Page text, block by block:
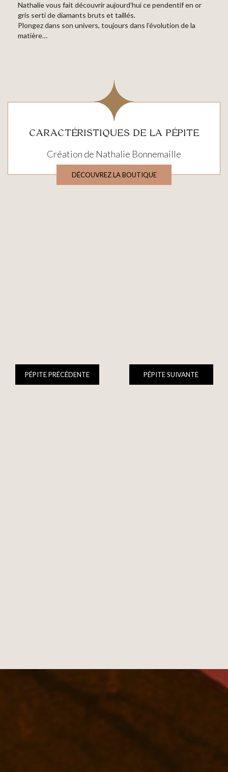
Nathalie vous fait découvrir aujourd’hui ce pendentif en or
gris serti de diamants bruts et taillés.
Plongez dans son univers, toujours dans l’évolution de la
matière…
CARACTÉRISTIQUES DE LA PÉPITE
Création de Nathalie Bonnemaille
DÉCOUVREZ LA BOUTIQUE
PÉPITE PRÉCÉDENTE PÉPITE SUIVANTE